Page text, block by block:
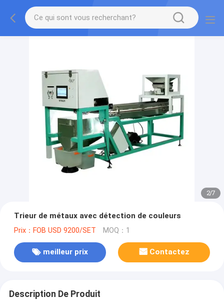
2/7
Trieur de métaux avec détection de couleurs
Prix：FOB USD 9200/SET MOQ：1
meilleur prix Contactez
Description De Produit